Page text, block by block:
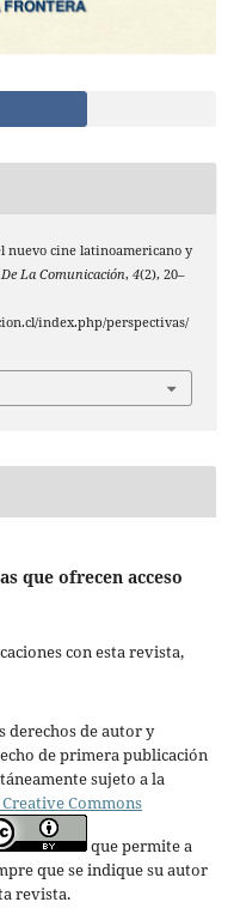
nuevo cine latinoamericano y
La Comunicación, 4(2), 20–
index.php/perspectivas/
que ofrecen acceso
con esta revista,
derechos de autor y
de primera publicación
sujeto a la
Commons
que permite a
que se indique su autor
revista.